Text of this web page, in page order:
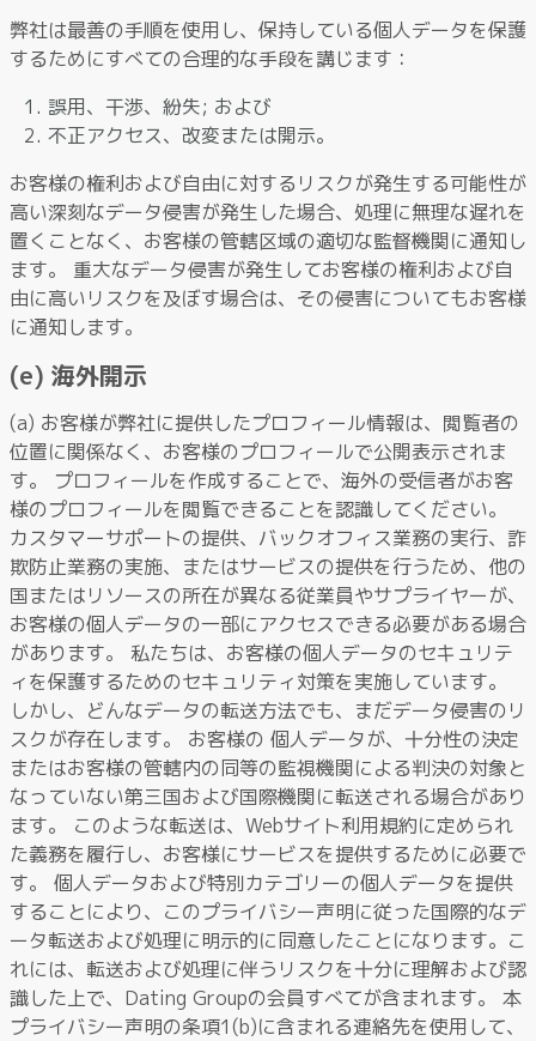
弊社は最善の手順を使用し、保持している個人データを保護
するためにすべての合理的な手段を講じます：
誤用、干渉、紛失; および
不正アクセス、改変または開示。
お客様の権利および自由に対するリスクが発生する可能性が
高い深刻なデータ侵害が発生した場合、処理に無理な遅れを
置くことなく、お客様の管轄区域の適切な監督機関に通知し
ます。 重大なデータ侵害が発生してお客様の権利および自
由に高いリスクを及ぼす場合は、その侵害についてもお客様
に通知します。
(e) 海外開示
(a) お客様が弊社に提供したプロフィール情報は、閲覧者の
位置に関係なく、お客様のプロフィールで公開表示されま
す。 プロフィールを作成することで、海外の受信者がお客
様のプロフィールを閲覧できることを認識してください。
カスタマーサポートの提供、バックオフィス業務の実行、詐
欺防止業務の実施、またはサービスの提供を行うため、他の
国またはリソースの所在が異なる従業員やサプライヤーが、
お客様の個人データの一部にアクセスできる必要がある場合
があります。 私たちは、お客様の個人データのセキュリテ
ィを保護するためのセキュリティ対策を実施しています。
しかし、どんなデータの転送方法でも、まだデータ侵害のリ
スクが存在します。 お客様の 個人データが、十分性の決定
またはお客様の管轄内の同等の監視機関による判決の対象と
なっていない第三国および国際機関に転送される場合があり
ます。 このような転送は、Webサイト利用規約に定められ
た義務を履行し、お客様にサービスを提供するために必要で
す。 個人データおよび特別カテゴリーの個人データを提供
することにより、このプライバシー声明に従った国際的なデ
ータ転送および処理に明示的に同意したことになります。こ
れには、転送および処理に伴うリスクを十分に理解および認
識した上で、Dating Groupの会員すべてが含まれます。 本
プライバシー声明の条項1(b)に含まれる連絡先を使用して、